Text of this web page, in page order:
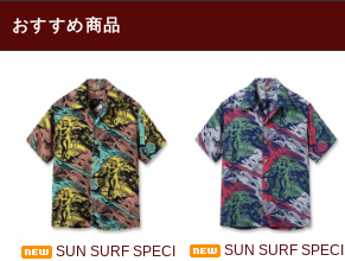
おすすめ商品
SUN SURF SPECI
SUN SURF SPECI